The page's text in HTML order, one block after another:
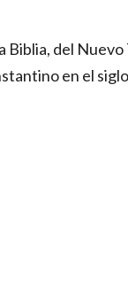
Biblia, del
en el